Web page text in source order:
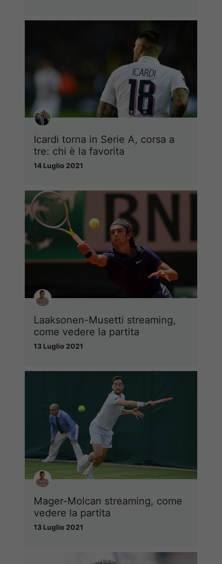
Icardi torna in Serie A, corsa a
tre: chi è la favorita
14 Luglio 2021
Laaksonen-Musetti streaming,
come vedere la partita
13 Luglio 2021
Mager-Molcan streaming, come
vedere la partita
13 Luglio 2021